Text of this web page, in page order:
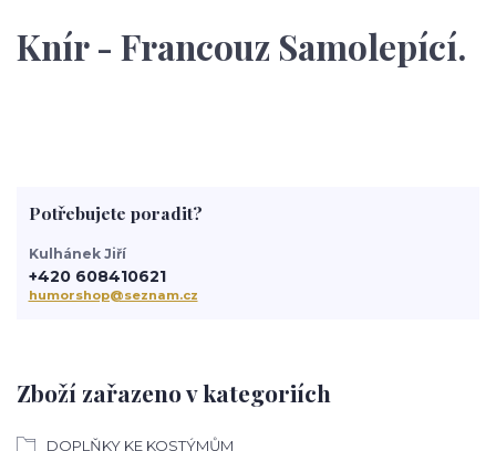
Knír - Francouz Samolepící.
Zboží zařazeno v kategoriích
DOPLŇKY KE KOSTÝMŮM
Potřebujete poradit?
Kulhánek Jiří
+420 608410621
humorshop@seznam.cz